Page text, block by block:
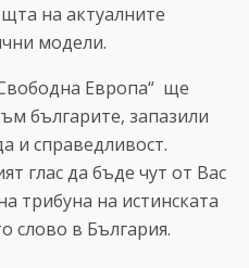
на актуалните
модели.
Европа“ ще
българите, запазили
и справедливост.
глас да бъде чут от Вас
трибуна на истинската
слово в България.